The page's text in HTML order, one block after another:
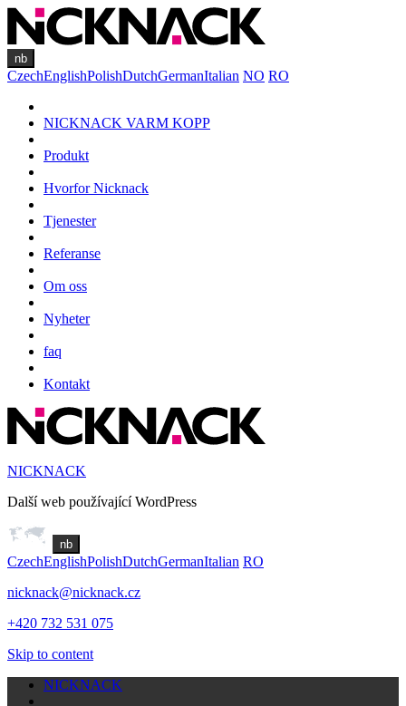
nb
CzechEnglishPolishDutchGermanItalian NO RO
NICKNACK VARM KOPP
Produkt
Hvorfor Nicknack
Tjenester
Referanse
Om oss
Nyheter
faq
Kontakt
NICKNACK
Další web používající WordPress
nb
CzechEnglishPolishDutchGermanItalian RO
nicknack@nicknack.cz
+420 732 531 075
Skip to content
NICKNACK